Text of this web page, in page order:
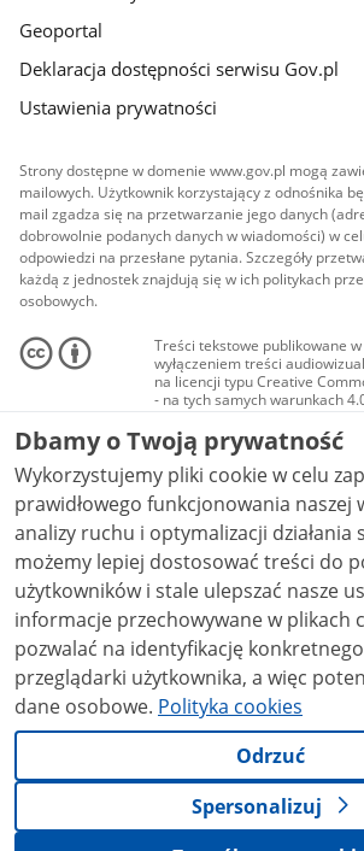
Geoportal
Deklaracja dostępności serwisu Gov.pl
Ustawienia prywatności
Strony dostępne w domenie www.gov.pl mogą
mailowych. Użytkownik korzystający z odnośnika
mail zgadza się na przetwarzanie jego danych
dobrowolnie podanych danych w wiadomości) w
odpowiedzi na przesłane pytania. Szczegóły
każdą z jednostek znajdują się w ich politykach
osobowych.
Treści tekstowe publikowane
wyłączeniem treści
na licencji typu Creative
- na tych samych warunkach
Materiały audiowizualne, w
audio i wideo, są udostępniane
Creative Commons: uznanie
niekomercyjne - bez utworów
NC-ND 4.0), o ile nie jest to
Dbamy o Twoją prywatność
Wykorzystujemy pliki cookie w celu
prawidłowego funkcjonowania naszej
analizy ruchu i optymalizacji działania strony.
możemy lepiej dostosować treści do
użytkowników i stale ulepszać nasze usługi.
informacje przechowywane w plikach
pozwalać na identyfikację
przeglądarki użytkownika, a więc
dane osobowe. Polityka cookies
Odrzuć
Spersonalizuj